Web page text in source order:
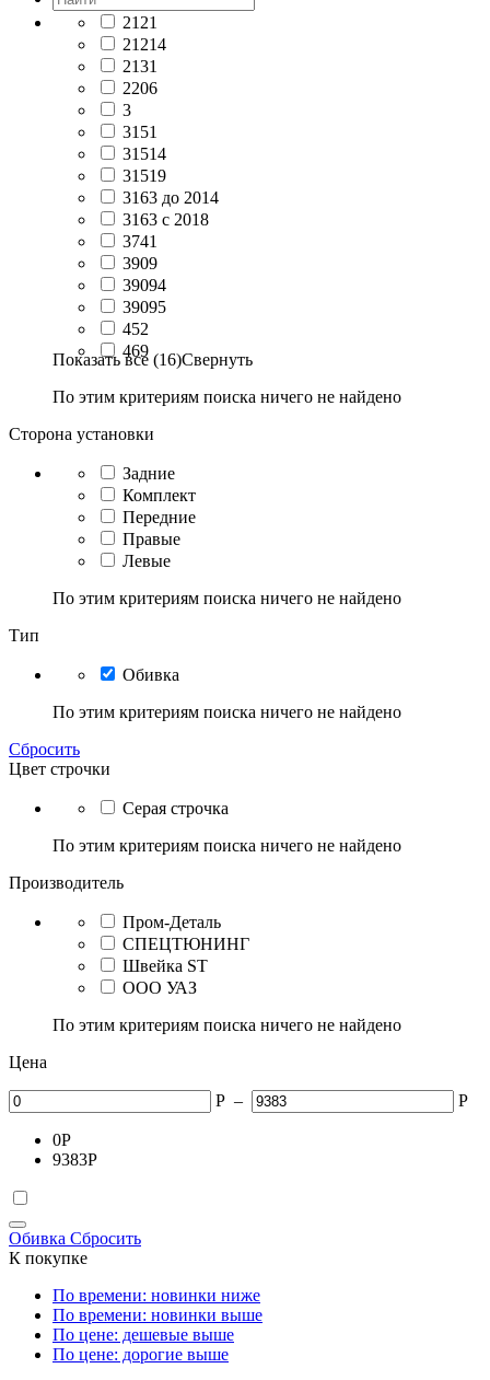
2121
21214
2131
2206
3
3151
31514
31519
3163 до 2014
3163 с 2018
3741
3909
39094
39095
452
469
Показать все (16)Свернуть
По этим критериям поиска ничего не найдено
Сторона установки
Задние
Комплект
Передние
Правые
Левые
По этим критериям поиска ничего не найдено
Тип
Обивка
По этим критериям поиска ничего не найдено
Сбросить
Цвет строчки
Серая строчка
По этим критериям поиска ничего не найдено
Производитель
Пром-Деталь
СПЕЦТЮНИНГ
Швейка ST
ООО УАЗ
По этим критериям поиска ничего не найдено
Цена
Р – Р
0Р
9383Р
Обивка Сбросить
К покупке
По времени: новинки ниже
По времени: новинки выше
По цене: дешевые выше
По цене: дорогие выше